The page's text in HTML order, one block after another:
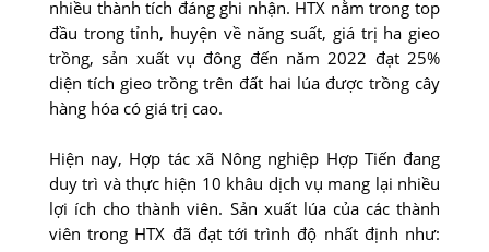
nhiều thành tích đáng ghi nhận. HTX nằm trong top
đầu trong tỉnh, huyện về năng suất, giá trị ha gieo
trồng, sản xuất vụ đông đến năm 2022 đạt 25%
diện tích gieo trồng trên đất hai lúa được trồng cây
hàng hóa có giá trị cao.
Hiện nay, Hợp tác xã Nông nghiệp Hợp Tiến đang
duy trì và thực hiện 10 khâu dịch vụ mang lại nhiều
lợi ích cho thành viên. Sản xuất lúa của các thành
viên trong HTX đã đạt tới trình độ nhất định như: